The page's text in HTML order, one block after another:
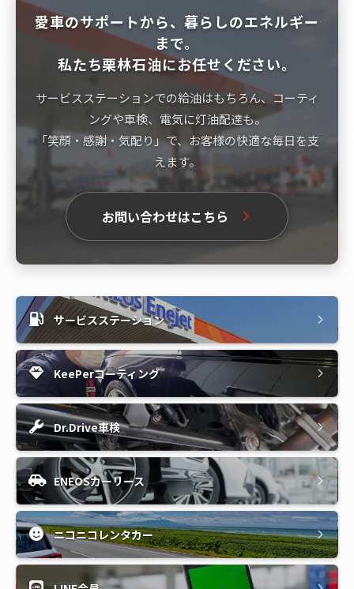
愛車のサポートから、暮らしのエネルギー
まで。
私たち栗林石油にお任せください。
サービスステーションでの給油はもちろん、コーティ
ングや車検、電気に灯油配達も。
「笑顔・感謝・気配り」で、お客様の快適な毎日を支
えます。
お問い合わせはこちら
サービスステーション
KeePerコーティング
Dr.Drive車検
ENEOSカーリース
ニコニコレンタカー